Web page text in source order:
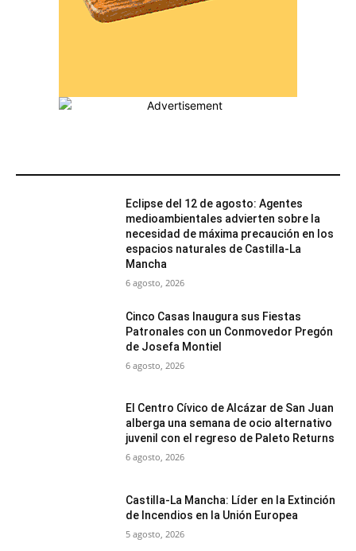
Eclipse del 12 de agosto: Agentes
medioambientales advierten sobre la
necesidad de máxima precaución en los
espacios naturales de Castilla-La
Mancha
6 agosto, 2026
Cinco Casas Inaugura sus Fiestas
Patronales con un Conmovedor Pregón
de Josefa Montiel
6 agosto, 2026
El Centro Cívico de Alcázar de San Juan
alberga una semana de ocio alternativo
juvenil con el regreso de Paleto Returns
6 agosto, 2026
Castilla-La Mancha: Líder en la Extinción
de Incendios en la Unión Europea
5 agosto, 2026